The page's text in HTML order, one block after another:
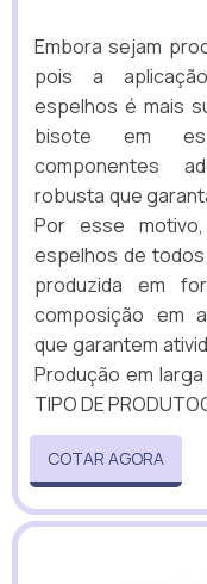
Embora sejam
pois a
espelhos é mais
bisote em
componentes
robusta que
Por esse
espelhos de
produzida em
composição em
que garantem
Produção em larga
TIPO DE
COTAR AGORA